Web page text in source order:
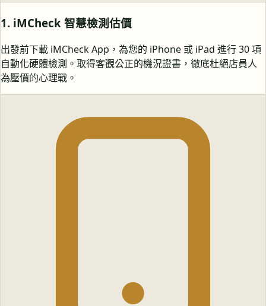
1. iMCheck 智慧檢測估價
出發前下載 iMCheck App，為您的 iPhone 或 iPad 進行 30 項
自動化硬體檢測。取得客觀公正的機況證書，徹底杜絕店員人
為壓價的心理戰。